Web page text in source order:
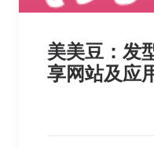
美美豆：发
享网站及应